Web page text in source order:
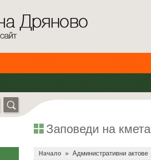
Заповеди на кмета
Начало » Административни актове